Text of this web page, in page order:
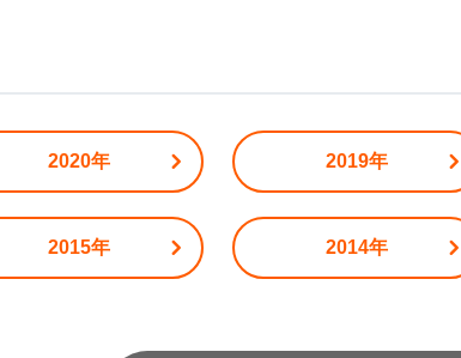
2020年 2019年
2015年 2014年